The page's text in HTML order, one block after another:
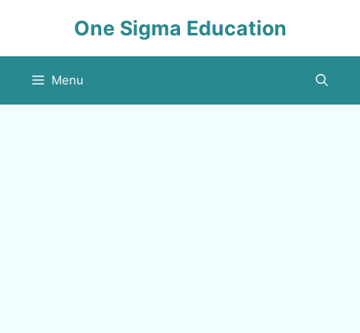
One Sigma Education
Menu